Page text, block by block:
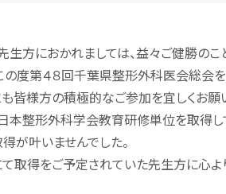
生方におかれましては、益々ご健勝のこ
の度第４８回千葉県整形外科医会総会
皆様方の積極的なご参加を宜しくお願
本整形外科学会教育研修単位を取得し
が叶いませんでした。
取得をご予定されていた先生方に心よ